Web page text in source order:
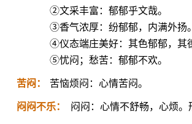
②文采丰富：郁郁乎文哉。
③香气浓厚：纷郁郁，内满外扬。
④仪态端庄美好：其色郁郁，其
⑤忧闷；愁苦：郁郁不欢。
苦闷： 苦恼烦闷：心情苦闷。
闷闷不乐： 闷闷：心情不舒畅，心烦